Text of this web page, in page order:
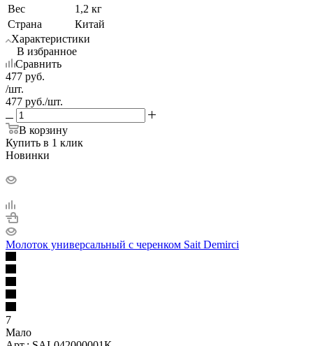
Вес
1,2 кг
Страна
Китай
Характеристики
В избранное
Сравнить
477 руб.
/шт.
477 руб./шт.
В корзину
Купить в 1 клик
Новинки
Молоток универсальный с черенком Sait Demirci
7
Мало